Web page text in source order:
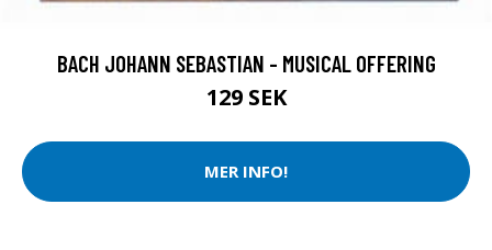
BACH JOHANN SEBASTIAN - MUSICAL OFFERING
129 SEK
MER INFO!